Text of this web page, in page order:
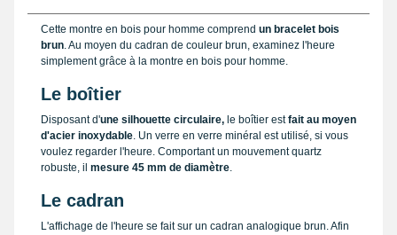
Cette montre en bois pour homme comprend un bracelet bois
brun. Au moyen du cadran de couleur brun, examinez l'heure
simplement grâce à la montre en bois pour homme.
Le boîtier
Disposant d'une silhouette circulaire, le boîtier estfait au moyen
d'acier inoxydable. Un verre en verre minéral est utilisé, si vous
voulez regarder l'heure. Comportant un mouvement quartz
robuste, il mesure 45 mm de diamètre.
Le cadran
L'affichage de l'heure se fait sur un cadran analogique brun. Afin